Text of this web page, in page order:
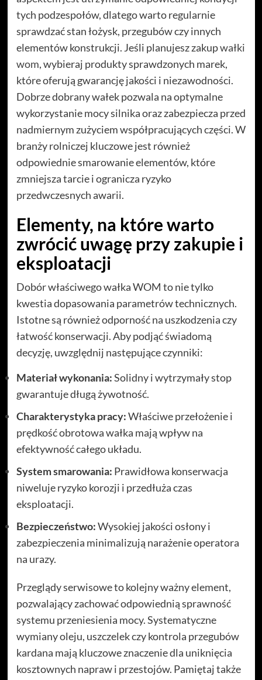
tych podzespołów, dlatego warto regularnie
sprawdzać stan łożysk, przegubów czy innych
elementów konstrukcji. Jeśli planujesz zakupwałki
wom, wybieraj produkty sprawdzonych marek,
które oferują gwarancję jakości i niezawodności.
Dobrze dobrany wałek pozwala na optymalne
wykorzystanie mocy silnika oraz zabezpiecza przed
nadmiernym zużyciem współpracujących części. W
branży rolniczej kluczowe jest również
odpowiednie smarowanie elementów, które
zmniejsza tarcie i ogranicza ryzyko
przedwczesnych awarii.
Elementy, na które warto
zwrócić uwagę przy zakupie i
eksploatacji
Dobór właściwego wałka WOM to nie tylko
kwestia dopasowania parametrów technicznych.
Istotne są również odporność na uszkodzenia czy
łatwość konserwacji. Aby podjąć świadomą
decyzję, uwzględnij następujące czynniki:
Materiał wykonania:Solidny i wytrzymały stop
gwarantuje długą żywotność.
Charakterystyka pracy:Właściwe przełożenie i
prędkość obrotowa wałka mają wpływ na
efektywność całego układu.
System smarowania: Prawidłowa konserwacja
niweluje ryzyko korozji i przedłuża czas
eksploatacji.
Bezpieczeństwo:Wysokiej jakości osłony i
zabezpieczenia minimalizują narażenie operatora
na urazy.
Przeglądy serwisowe to kolejny ważny element,
pozwalający zachować odpowiednią sprawność
systemu przeniesienia mocy. Systematyczne
wymiany oleju, uszczelek czy kontrola przegubów
kardana mają kluczowe znaczenie dla uniknięcia
kosztownych napraw i przestojów. Pamiętaj także